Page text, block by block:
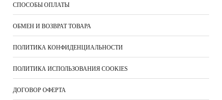
СПОСОБЫ ОПЛАТЫ
ОБМЕН И ВОЗВРАТ ТОВАРА
ПОЛИТИКА КОНФИДЕНЦИАЛЬНОСТИ
ПОЛИТИКА ИСПОЛЬЗОВАНИЯ COOKIES
ДОГОВОР ОФЕРТА